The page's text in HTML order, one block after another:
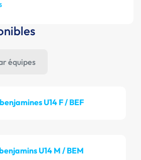
équipes
benjamines U14 F / BEF
U14 M / BEM